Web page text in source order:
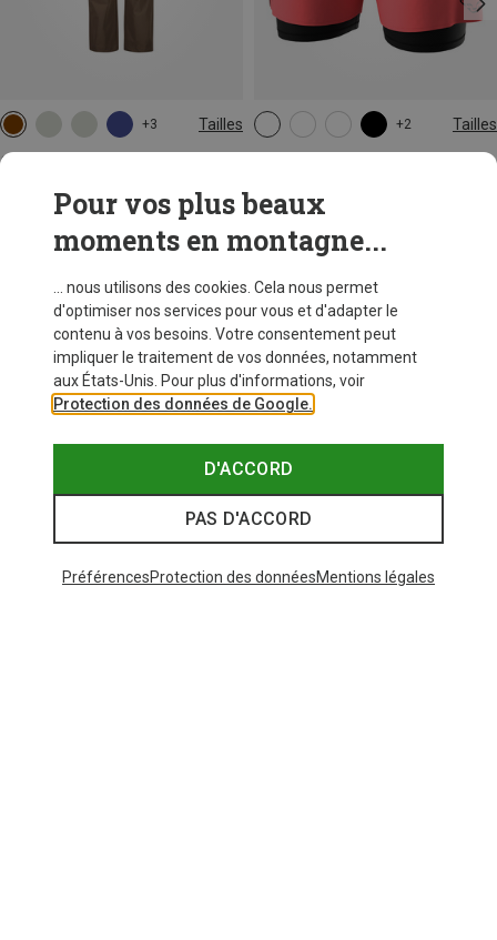
+3 Tailles
CMP
L XXL
+2 Tailles
79,95 €
XS M
Pour vos plus beaux
moments en montagne...
... nous utilisons des cookies. Cela nous permet
d'optimiser nos services pour vous et d'adapter le
contenu à vos besoins. Votre consentement peut
impliquer le traitement de vos données, notamment
aux États-Unis. Pour plus d'informations, voir
Protection des données de Google.
D'ACCORD
PAS D'ACCORD
PréférencesProtection des donnéesMentions légales